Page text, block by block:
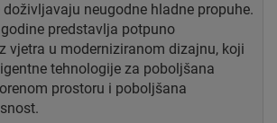
doživljavaju neugodne hladne propuhe.
predstavlja potpuno
vjetra u moderniziranom dizajnu, koji
tehnologije za poboljšana
prostoru i poboljšana